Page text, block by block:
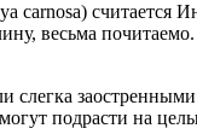
carnosa)
весьма
подрасти на